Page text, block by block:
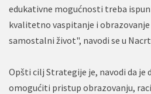
edukativne mogućnosti treba
kvalitetno vaspitanje i
samostalni život", navodi se u
Opšti cilj Strategije je, navodi da je
omogućiti pristup obrazovanju,